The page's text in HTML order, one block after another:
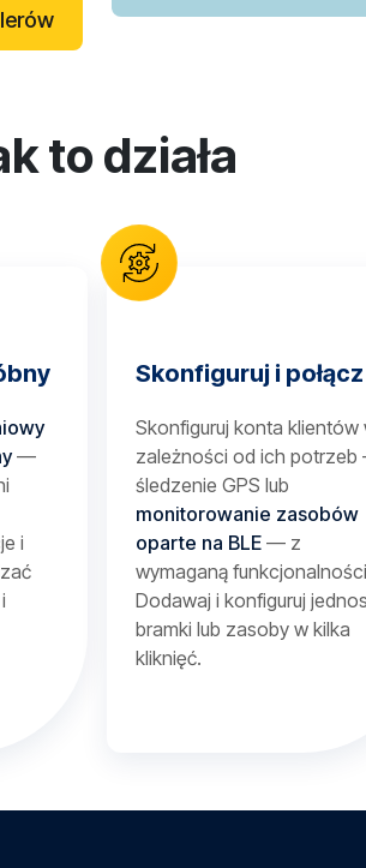
to działa
—
i
Skonfiguruj i połącz
Skonfiguruj konta klientów
zależności od ich
śledzenie GPS lub
monitorowanie zasobów
oparte na BLE — z
wymaganą
Dodawaj i konfiguruj
bramki lub zasoby w kilka
kliknięć.